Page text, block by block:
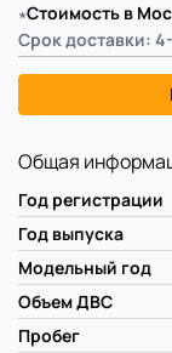
∗Стоимость в
Срок доставки:
Общая
Год регистрации
Год выпуска
Модельный год
Объем ДВС
Пробег